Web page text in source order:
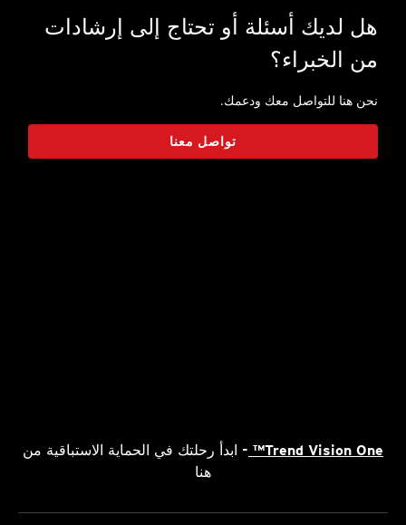
هل لديك أسئلة أو تحتاج إلى إرشادات
من الخبراء؟
نحن هنا للتواصل معك ودعمك.
تواصل معنا
Trend Vision One™
- ابدأ رحلتك في الحماية الاستباقية من
هنا